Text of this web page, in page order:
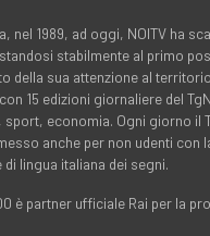
nel 1989, ad oggi, NOITV ha
stabilmente al primo
della sua attenzione al
15 edizioni giornaliere del
economia. Ogni giorno il
anche per non udenti con
di lingua italiana dei segni.
è partner ufficiale Rai per la